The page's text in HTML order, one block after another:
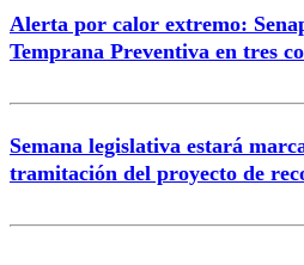
Alerta por calor extremo:
Temprana Preventiva en tres
Semana legislativa estará
tramitación del proyecto de